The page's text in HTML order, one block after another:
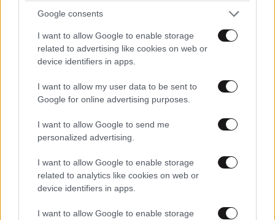
Google consents
I want to allow Google to enable storage
related to advertising like cookies on web or
device identifiers in apps.
I want to allow my user data to be sent to
Google for online advertising purposes.
I want to allow Google to send me
personalized advertising.
I want to allow Google to enable storage
related to analytics like cookies on web or
device identifiers in apps.
I want to allow Google to enable storage